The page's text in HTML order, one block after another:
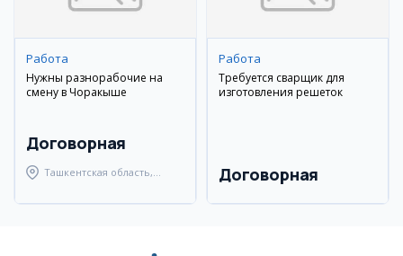
Работа
Нужны разнорабочие на
смену в Чоракыше
Договорная
Ташкентская область,
Работа
Требуется сварщик для
изготовления решеток
Договорная